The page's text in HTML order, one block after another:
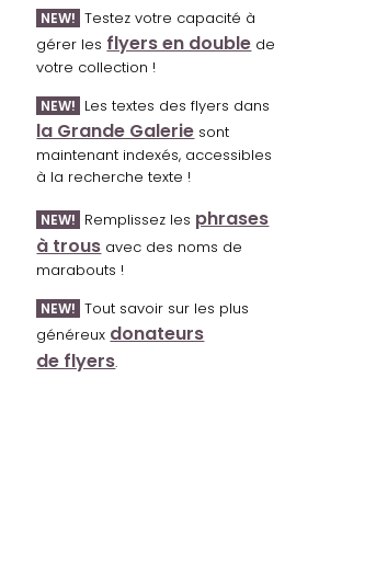
NEW! Testez votre capacité à
gérer les flyers en double de
votre collection !
NEW! Les textes des flyers dans
la Grande Galerie sont
maintenant indexés, accessibles
à la recherche texte !
NEW! Remplissez les phrases
à trous avec des noms de
marabouts !
NEW! Tout savoir sur les plus
généreux donateurs
de flyers.